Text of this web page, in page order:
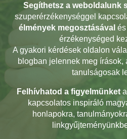
Segíthetsz a weboldalunk
szuperérzékenységgel
élmények megosztásával
érzékenységed
A gyakori kérdések oldalon
blogban jelennek meg írások,
tanulságosak
Felhívhatod a figyelmünketa
kapcsolatos inspiráló
honlapokra,